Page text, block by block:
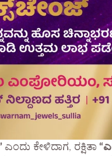
ಎಂದು ಕೇಳಿದಾಗ, ರಕ್ಷಿತಾ